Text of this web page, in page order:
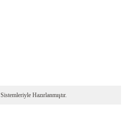
Sistemleriyle Hazırlanmıştır.